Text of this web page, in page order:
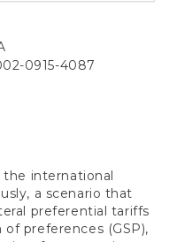
0915-4087
international
a scenario that
preferential tariffs
preferences (GSP),